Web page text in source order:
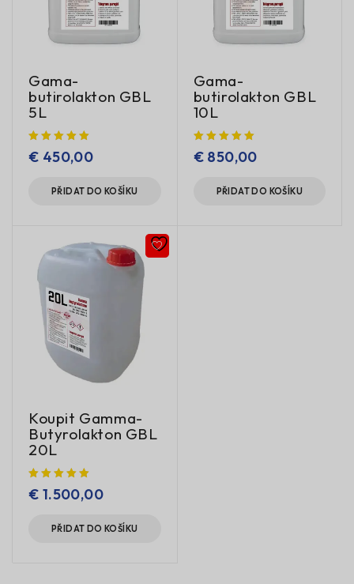
Gama-
butirolakton GBL
5L
€ 450,00
PŘIDAT DO KOŠÍKU
Gama-
butirolakton GBL
10L
€850,00
PŘIDAT DO KOŠÍKU
Koupit Gamma-
Butyrolakton GBL
20L
€ 1.500,00
PŘIDAT DO KOŠÍKU